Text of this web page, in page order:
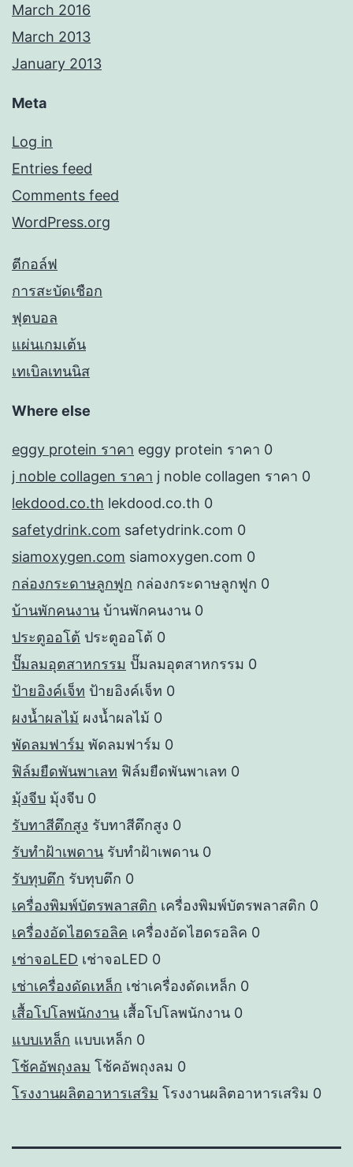
March 2016
March 2013
January 2013
Meta
Log in
Entries feed
Comments feed
WordPress.org
ตีกอล์ฟ
การสะบัดเชือก
ฟุตบอล
แผ่นเกมเต้น
เทเบิลเทนนิส
Where else
eggy protein ราคา eggy protein ราคา 0
j noble collagen ราคา j noble collagen ราคา 0
lekdood.co.th lekdood.co.th 0
safetydrink.com safetydrink.com 0
siamoxygen.com siamoxygen.com 0
กล่องกระดาษลูกฟูก กล่องกระดาษลูกฟูก 0
บ้านพักคนงาน บ้านพักคนงาน 0
ประตูออโต้ ประตูออโต้ 0
ปั๊มลมอุตสาหกรรม ปั๊มลมอุตสาหกรรม 0
ป้ายอิงค์เจ็ท ป้ายอิงค์เจ็ท 0
ผงน้ำผลไม้ ผงน้ำผลไม้ 0
พัดลมฟาร์ม พัดลมฟาร์ม 0
ฟิล์มยืดพันพาเลท ฟิล์มยืดพันพาเลท 0
มุ้งจีบ มุ้งจีบ 0
รับทาสีตึกสูง รับทาสีตึกสูง 0
รับทำฝ้าเพดาน รับทำฝ้าเพดาน 0
รับทุบตึก รับทุบตึก 0
เครื่องพิมพ์บัตรพลาสติก เครื่องพิมพ์บัตรพลาสติก 0
เครื่องอัดไฮดรอลิค เครื่องอัดไฮดรอลิค 0
เช่าจอLED เช่าจอLED 0
เช่าเครื่องดัดเหล็ก เช่าเครื่องดัดเหล็ก 0
เสื้อโปโลพนักงาน เสื้อโปโลพนักงาน 0
แบบเหล็ก แบบเหล็ก 0
โช้คอัพถุงลม โช้คอัพถุงลม 0
โรงงานผลิตอาหารเสริม โรงงานผลิตอาหารเสริม 0